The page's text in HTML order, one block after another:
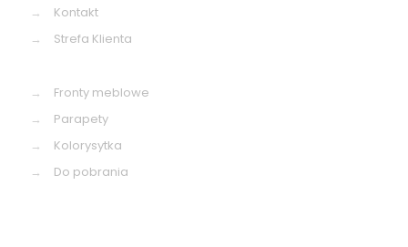
→
Kontakt
→
Strefa Klienta
→
Fronty meblowe
→
Parapety
→
Kolorysytka
→
Do pobrania